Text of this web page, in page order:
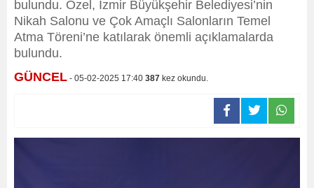
bulundu. Özel, İzmir Büyükşehir Belediyesi’nin
Nikah Salonu ve Çok Amaçlı Salonların Temel
Atma Töreni’ne katılarak önemli açıklamalarda
bulundu.
GÜNCEL - 05-02-2025 17:40 387 kez okundu.